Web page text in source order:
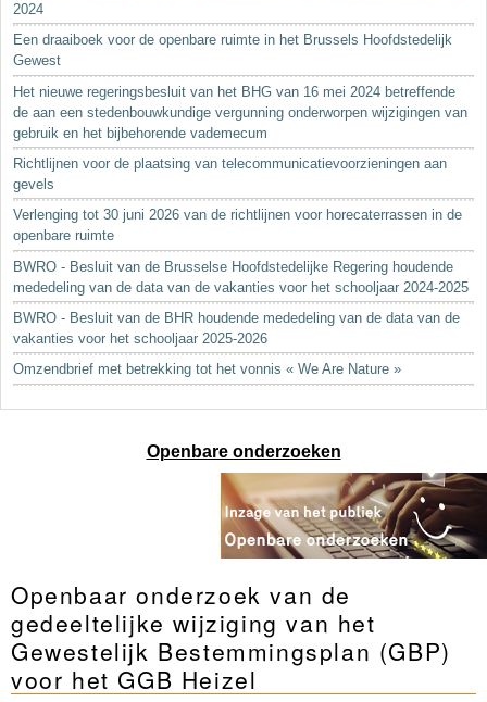
2024
Een draaiboek voor de openbare ruimte in het Brussels Hoofdstedelijk
Gewest
Het nieuwe regeringsbesluit van het BHG van 16 mei 2024 betreffende
de aan een stedenbouwkundige vergunning onderworpen wijzigingen van
gebruik en het bijbehorende vademecum
Richtlijnen voor de plaatsing van telecommunicatievoorzieningen aan
gevels
Verlenging tot 30 juni 2026 van de richtlijnen voor horecaterrassen in de
openbare ruimte
BWRO - Besluit van de Brusselse Hoofdstedelijke Regering houdende
mededeling van de data van de vakanties voor het schooljaar 2024-2025
BWRO - Besluit van de BHR houdende mededeling van de data van de
vakanties voor het schooljaar 2025-2026
Omzendbrief met betrekking tot het vonnis « We Are Nature »
Openbare onderzoeken
Openbaar onderzoek van de
gedeeltelijke wijziging van het
Gewestelijk Bestemmingsplan (GBP)
voor het GGB Heizel